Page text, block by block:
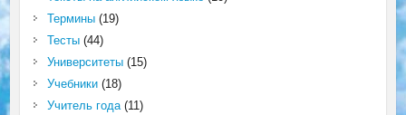
Термины(19)
Тесты(44)
Университеты(15)
Учебники(18)
Учитель года(11)